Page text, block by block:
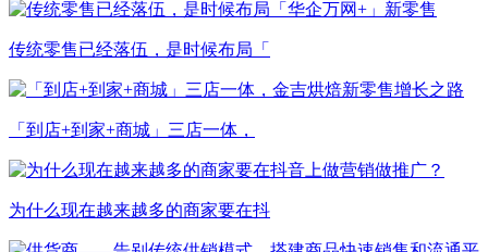
传统零售已经落伍，是时候布局「
「到店+到家+商城」三店一体，
为什么现在越来越多的商家要在抖